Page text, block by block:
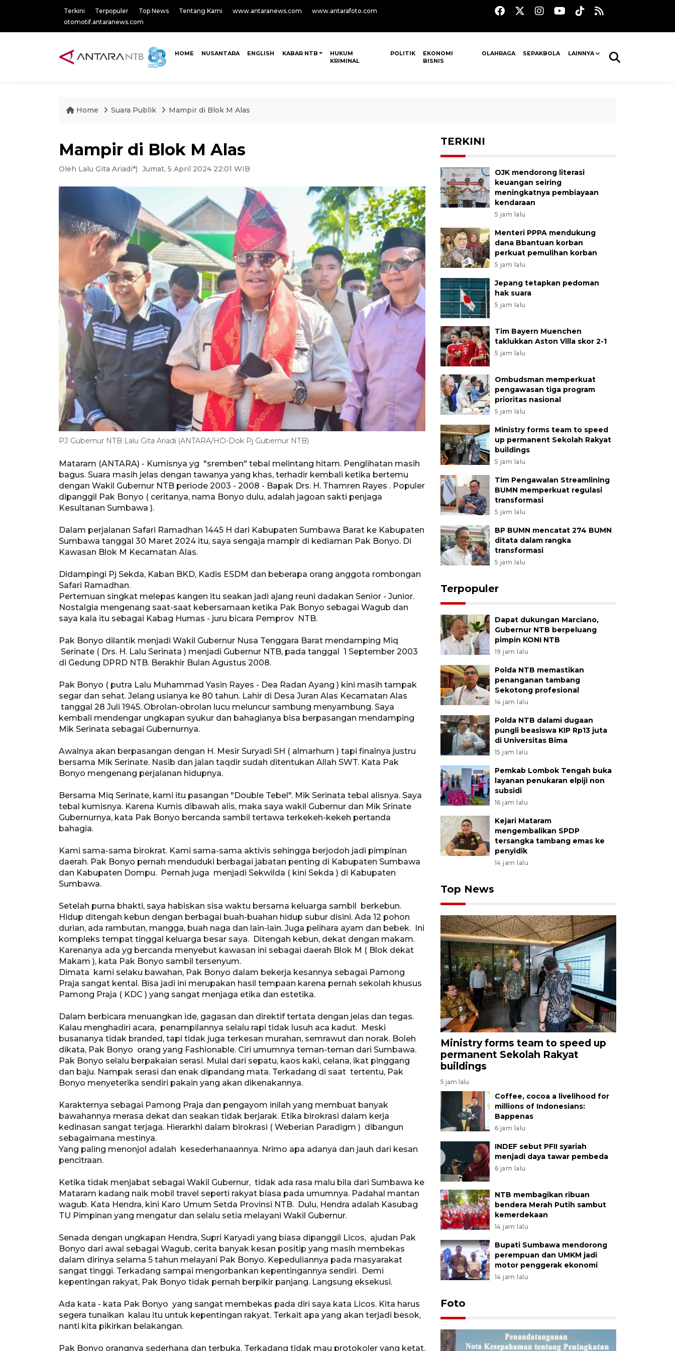
Terkini Terpopuler Top News Tentang Kami www.antaranews.com
www.antarafoto.com
otomotif.antaranews.com
HOME NUSANTARA ENGLISH KABAR NTB
HUKUM
KRIMINAL
POLITIK
EKONOMI
BISNIS
OLAHRAGA SEPAKBOLA LAINNYA
Home Suara Publik Mampir di Blok M Alas
Mampir di Blok M Alas
Oleh Lalu Gita Ariadi*) Jumat, 5 April 2024 22:01 WIB
PJ Gubernur NTB Lalu Gita Ariadi (ANTARA/HO-Dok Pj Gubernur NTB)
Mataram (ANTARA) - Kumisnya yg "sremben" tebal melintang hitam. Penglihatan masih
bagus. Suara masih jelas dengan tawanya yang khas, terhadir kembali ketika bertemu
dengan Wakil Gubernur NTB periode 2003 - 2008 - Bapak Drs. H. Thamren Rayes . Populer
dipanggil Pak Bonyo ( ceritanya, nama Bonyo dulu, adalah jagoan sakti penjaga
Kesultanan Sumbawa ).
Dalam perjalanan Safari Ramadhan 1445 H dari Kabupaten Sumbawa Barat ke Kabupaten
Sumbawa tanggal 30 Maret 2024 itu, saya sengaja mampir di kediaman Pak Bonyo. Di
Kawasan Blok M Kecamatan Alas.
Didampingi Pj Sekda, Kaban BKD, Kadis ESDM dan beberapa orang anggota rombongan
Safari Ramadhan.
Pertemuan singkat melepas kangen itu seakan jadi ajang reuni dadakan Senior - Junior.
Nostalgia mengenang saat-saat kebersamaan ketika Pak Bonyo sebagai Wagub dan
saya kala itu sebagai Kabag Humas - juru bicara Pemprov NTB.
Pak Bonyo dilantik menjadi Wakil Gubernur Nusa Tenggara Barat mendamping Miq
Serinate ( Drs. H. Lalu Serinata ) menjadi Gubernur NTB, pada tanggal 1 September 2003
di Gedung DPRD NTB. Berakhir Bulan Agustus 2008.
Pak Bonyo ( putra Lalu Muhammad Yasin Rayes - Dea Radan Ayang ) kini masih tampak
segar dan sehat. Jelang usianya ke 80 tahun. Lahir di Desa Juran Alas Kecamatan Alas
tanggal 28 Juli 1945. Obrolan-obrolan lucu meluncur sambung menyambung. Saya
kembali mendengar ungkapan syukur dan bahagianya bisa berpasangan mendamping
Mik Serinata sebagai Gubernurnya.
Awalnya akan berpasangan dengan H. Mesir Suryadi SH ( almarhum ) tapi finalnya justru
bersama Mik Serinate. Nasib dan jalan taqdir sudah ditentukan Allah SWT. Kata Pak
Bonyo mengenang perjalanan hidupnya.
Bersama Miq Serinate, kami itu pasangan "Double Tebel". Mik Serinata tebal alisnya. Saya
tebal kumisnya. Karena Kumis dibawah alis, maka saya wakil Gubernur dan Mik Srinate
Gubernurnya, kata Pak Bonyo bercanda sambil tertawa terkekeh-kekeh pertanda
bahagia.
Kami sama-sama birokrat. Kami sama-sama aktivis sehingga berjodoh jadi pimpinan
daerah. Pak Bonyo pernah menduduki berbagai jabatan penting di Kabupaten Sumbawa
dan Kabupaten Dompu. Pernah juga menjadi Sekwilda ( kini Sekda ) di Kabupaten
Sumbawa.
Setelah purna bhakti, saya habiskan sisa waktu bersama keluarga sambil berkebun.
Hidup ditengah kebun dengan berbagai buah-buahan hidup subur disini. Ada 12 pohon
durian, ada rambutan, mangga, buah naga dan lain-lain. Juga pelihara ayam dan bebek. Ini
kompleks tempat tinggal keluarga besar saya. Ditengah kebun, dekat dengan makam.
Karenanya ada yg bercanda menyebut kawasan ini sebagai daerah Blok M ( Blok dekat
Makam ), kata Pak Bonyo sambil tersenyum.
Dimata kami selaku bawahan, Pak Bonyo dalam bekerja kesannya sebagai Pamong
Praja sangat kental. Bisa jadi ini merupakan hasil tempaan karena pernah sekolah khusus
Pamong Praja ( KDC ) yang sangat menjaga etika dan estetika.
Dalam berbicara menuangkan ide, gagasan dan direktif tertata dengan jelas dan tegas.
Kalau menghadiri acara, penampilannya selalu rapi tidak lusuh aca kadut. Meski
busananya tidak branded, tapi tidak juga terkesan murahan, semrawut dan norak. Boleh
dikata, Pak Bonyo orang yang Fashionable. Ciri umumnya teman-teman dari Sumbawa.
Pak Bonyo selalu berpakaian serasi. Mulai dari sepatu, kaos kaki, celana, ikat pinggang
dan baju. Nampak serasi dan enak dipandang mata. Terkadang di saat tertentu, Pak
Bonyo menyeterika sendiri pakain yang akan dikenakannya.
Karakternya sebagai Pamong Praja dan pengayom inilah yang membuat banyak
bawahannya merasa dekat dan seakan tidak berjarak. Etika birokrasi dalam kerja
kedinasan sangat terjaga. Hierarkhi dalam birokrasi ( Weberian Paradigm ) dibangun
sebagaimana mestinya.
Yang paling menonjol adalah kesederhanaannya. Nrimo apa adanya dan jauh dari kesan
pencitraan.
Ketika tidak menjabat sebagai Wakil Gubernur, tidak ada rasa malu bila dari Sumbawa ke
Mataram kadang naik mobil travel seperti rakyat biasa pada umumnya. Padahal mantan
wagub. Kata Hendra, kini Karo Umum Setda Provinsi NTB. Dulu, Hendra adalah Kasubag
TU Pimpinan yang mengatur dan selalu setia melayani Wakil Gubernur.
Senada dengan ungkapan Hendra, Supri Karyadi yang biasa dipanggil Licos, ajudan Pak
Bonyo dari awal sebagai Wagub, cerita banyak kesan positip yang masih membekas
dalam dirinya selama 5 tahun melayani Pak Bonyo. Kepeduliannya pada masyarakat
sangat tinggi. Terkadang sampai mengorbankan kepentingannya sendiri. Demi
kepentingan rakyat, Pak Bonyo tidak pernah berpikir panjang. Langsung eksekusi.
Ada kata - kata Pak Bonyo yang sangat membekas pada diri saya kata Licos. Kita harus
segera tunaikan kalau itu untuk kepentingan rakyat. Terkait apa yang akan terjadi besok,
nanti kita pikirkan belakangan.
Pak Bonyo orangnya sederhana dan terbuka. Terkadang tidak mau protokoler yang ketat.
TERKINI
OJK mendorong literasi
keuangan seiring
meningkatnya pembiayaan
kendaraan
5 jam lalu
Menteri PPPA mendukung
dana Bbantuan korban
perkuat pemulihan korban
5 jam lalu
Jepang tetapkan pedoman
hak suara
5 jam lalu
Tim Bayern Muenchen
taklukkan Aston Villa skor 2-1
5 jam lalu
Ombudsman memperkuat
pengawasan tiga program
prioritas nasional
5 jam lalu
Ministry forms team to speed
up permanent Sekolah Rakyat
buildings
5 jam lalu
Tim Pengawalan Streamlining
BUMN memperkuat regulasi
transformasi
5 jam lalu
BP BUMN mencatat 274 BUMN
ditata dalam rangka
transformasi
5 jam lalu
Terpopuler
Dapat dukungan Marciano,
Gubernur NTB berpeluang
pimpin KONI NTB
19 jam lalu
Polda NTB memastikan
penanganan tambang
Sekotong profesional
14 jam lalu
Polda NTB dalami dugaan
pungli beasiswa KIP Rp13 juta
di Universitas Bima
15 jam lalu
Pemkab Lombok Tengah buka
layanan penukaran elpiji non
subsidi
16 jam lalu
Kejari Mataram
mengembalikan SPDP
tersangka tambang emas ke
penyidik
14 jam lalu
Top News
Ministry forms team to speed up
permanent Sekolah Rakyat
buildings
5 jam lalu
Coffee, cocoa a livelihood for
millions of Indonesians:
Bappenas
6 jam lalu
INDEF sebut PFII syariah
menjadi daya tawar pembeda
6 jam lalu
NTB membagikan ribuan
bendera Merah Putih sambut
kemerdekaan
14 jam lalu
Bupati Sumbawa mendorong
perempuan dan UMKM jadi
motor penggerak ekonomi
14 jam lalu
Foto